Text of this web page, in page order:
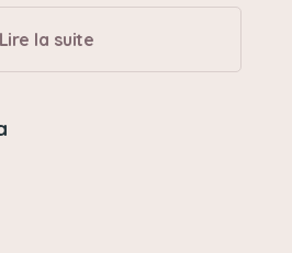
maman
Lire la suite